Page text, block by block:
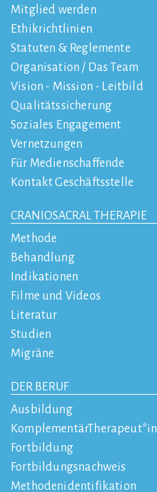
Mitglied werden
Ethikrichtlinien
Statuten & Reglemente
Organisation / Das Team
Vision - Mission - Leitbild
Qualitätssicherung
Soziales Engagement
Vernetzungen
Für Medienschaffende
Kontakt Geschäftsstelle
CRANIOSACRAL THERAPIE
Methode
Behandlung
Indikationen
Filme und Videos
Literatur
Studien
Migräne
DER BERUF
Ausbildung
KomplementärTherapeut*in
Fortbildung
Fortbildungsnachweis
Methodenidentifikation